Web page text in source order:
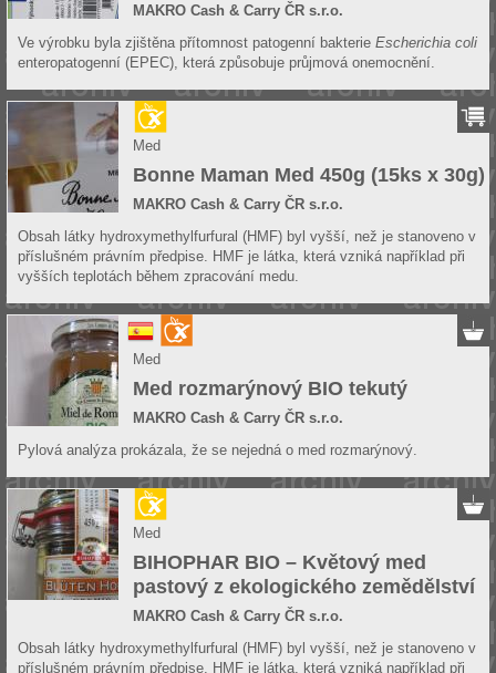
MAKRO Cash & Carry ČR s.r.o.
Ve výrobku byla zjištěna přítomnost patogenní bakterie Escherichia coli
enteropatogenní (EPEC), která způsobuje průjmová onemocnění.
Med
Bonne Maman Med 450g (15ks x 30g)
MAKRO Cash & Carry ČR s.r.o.
Obsah látky hydroxymethylfurfural (HMF) byl vyšší, než je stanoveno v
příslušném právním předpise. HMF je látka, která vzniká například při
vyšších teplotách během zpracování medu.
Med
Med rozmarýnový BIO tekutý
MAKRO Cash & Carry ČR s.r.o.
Pylová analýza prokázala, že se nejedná o med rozmarýnový.
Med
BIHOPHAR BIO – Květový med
pastový z ekologického zemědělství
MAKRO Cash & Carry ČR s.r.o.
Obsah látky hydroxymethylfurfural (HMF) byl vyšší, než je stanoveno v
příslušném právním předpise. HMF je látka, která vzniká například při